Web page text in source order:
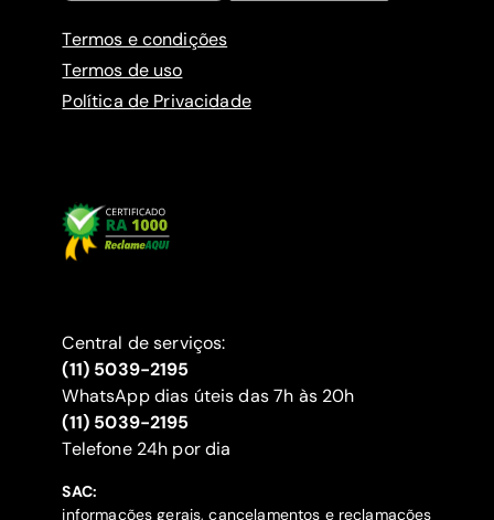
Termos e condições
Termos de uso
Política de Privacidade
Central de serviços:
(11) 5039-2195
WhatsApp dias úteis das 7h às 20h
(11) 5039-2195
‍Telefone 24h por dia
SAC:
informações gerais, cancelamentos e reclamações